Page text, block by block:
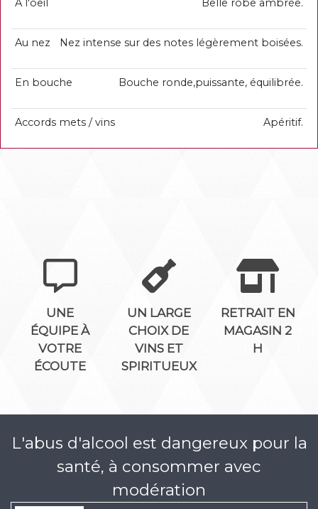
A l'oeil Belle robe ambrée.
Au nez Nez intense sur des notes légèrement boisées.
En bouche Bouche ronde,puissante, équilibrée.
Accords mets / vins Apéritif.
UNE
ÉQUIPE À
VOTRE
ÉCOUTE
UN LARGE
CHOIX DE
VINS ET
SPIRITUEUX
RETRAIT EN
MAGASIN 2
H
L'abus d'alcool est dangereux pour la
santé, à consommer avec
modération